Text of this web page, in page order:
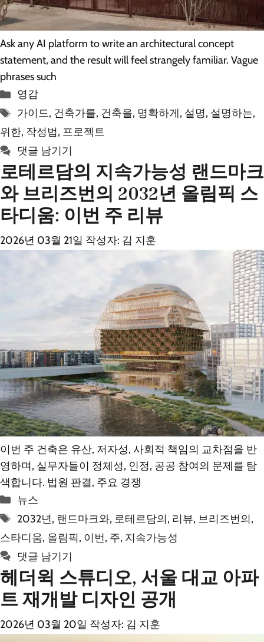
Ask any AI platform to write an architectural concept
statement, and the result will feel strangely familiar. Vague
phrases such
카
테
고
리
영감
태
그
가이드, 건축가를, 건축을, 명확하게, 설명, 설명하는,
위한, 작성법, 프로젝트
댓글 남기기
로테르담의 지속가능성 랜드마크
와 브리즈번의 2032년 올림픽 스
타디움: 이번 주 리뷰
2026년 03월 21일 작성자: 김 지훈
이번 주 건축은 유산, 저자성, 사회적 책임의 교차점을 반
영하며, 실무자들이 정체성, 인정, 공공 참여의 문제를 탐
색합니다. 법원 판결, 주요 경쟁
카
테
리
뉴스
태
그
2032년, 랜드마크와, 로테르담의, 리뷰, 브리즈번의,
스타디움, 올림픽, 이번, 주, 지속가능성
댓글 남기기
헤더윅 스튜디오, 서울 대교 아파
트 재개발 디자인 공개
2026년 03월 20일 작성자: 김 지훈